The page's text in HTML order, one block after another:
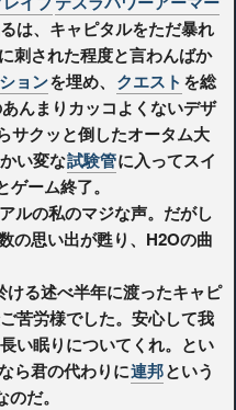
は、キャピタルをただ暴れ
刺された程度と言わんばか
ョンを埋め、 クエスト を総
んまりカッコよくないデザ
サクッと倒したオータム大
い変な試験管に入ってスイ
ーム終了。
ルの私のマジな声。だがし
の思い出が甦り、H2Oの曲
る述べ半年に渡ったキャピ
苦労様でした。安心して我
い眠りについてくれ。とい
ら君の代わりに連邦という
のだ。